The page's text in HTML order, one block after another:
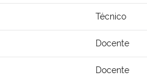
Técnico
Docente
Docente